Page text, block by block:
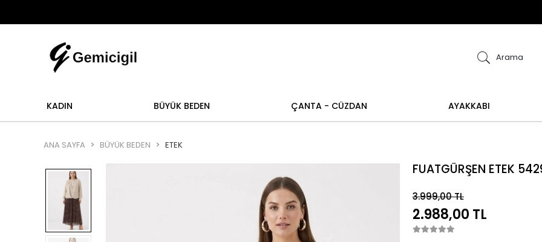
Abiye alışverişlerinizde iade ve değişim işlemi yoktur. Abiye alışverişlerinizde iade ve
Arama
KADIN BÜYÜK BEDEN ÇANTA - CÜZDAN AYAKKABI
ANA SAYFA BÜYÜK BEDEN ETEK
FUATGÜRŞEN ETEK
3.999,00 TL
2.988,00 TL